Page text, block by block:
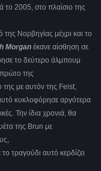
το 2005, στο πλαίσιο της
Νορβηγίας μέχρι και το
Morgan έκανε αίσθηση σε
το δεύτερο άλμπουμ
πρώτο της
της με αυτόν της Feist
κυκλοφόρησε αργότερα
Την ίδια χρονιά, θα
της Brun με
τραγούδι αυτό κερδίζει